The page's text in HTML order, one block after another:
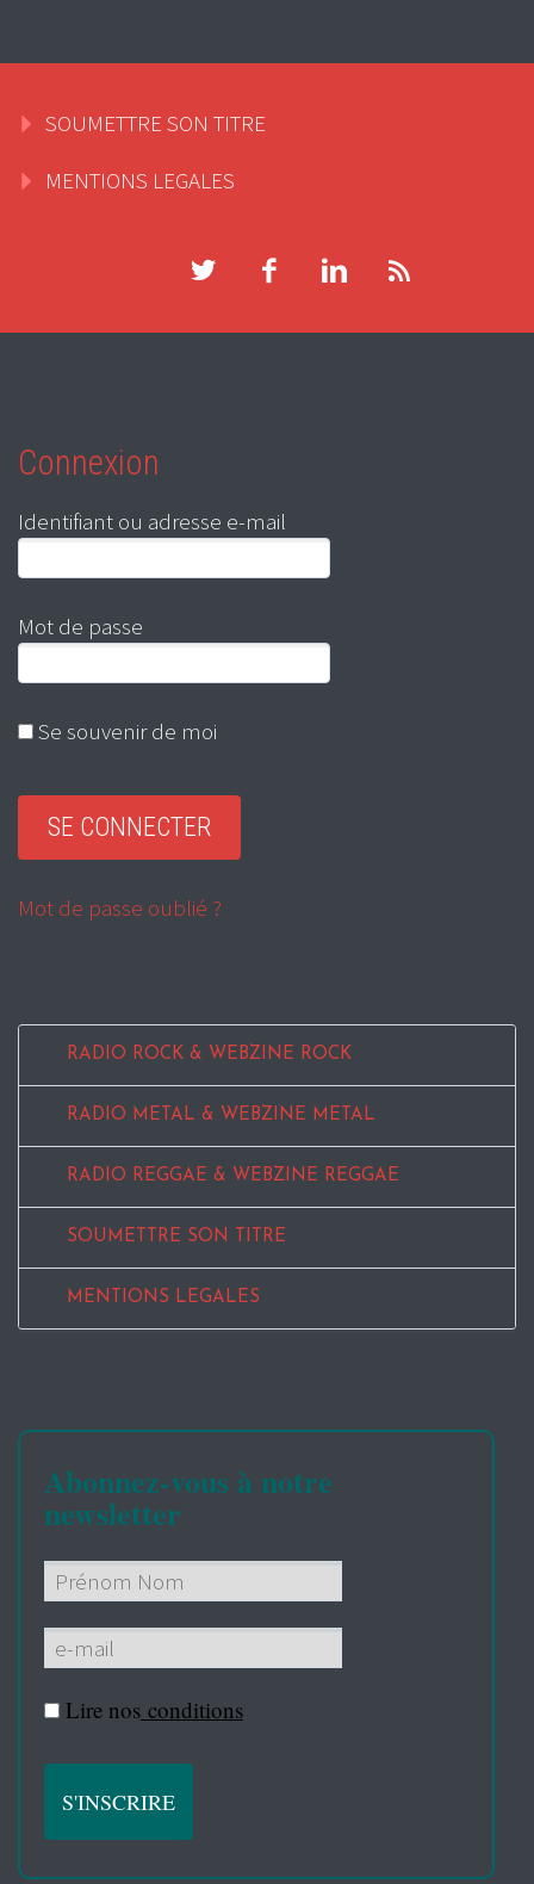
SOUMETTRE SON TITRE
MENTIONS LEGALES
Connexion
Identifiant ou adresse e-mail
Mot de passe
Se souvenir de moi
Mot de passe oublié ?
RADIO ROCK & WEBZINE ROCK
RADIO METAL & WEBZINE METAL
RADIO REGGAE & WEBZINE REGGAE
SOUMETTRE SON TITRE
MENTIONS LEGALES
Abonnez-vous à notre
newsletter
Lire nos conditions